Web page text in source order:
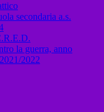
secondaria a.s.
la guerra, anno
2022